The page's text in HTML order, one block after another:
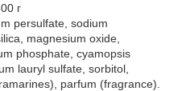
г
persulfate, sodium
magnesium oxide,
phosphate, cyamopsis
lauryl sulfate, sorbitol,
parfum (fragrance).